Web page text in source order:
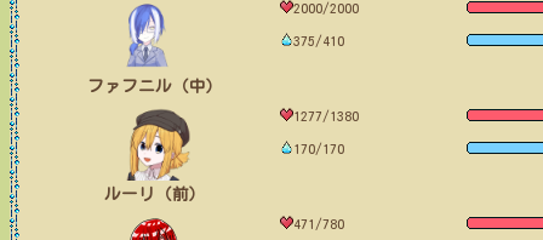
ファフニル（中）
2000/2000
375/410
ルーリ（前）
1277/1380
170/170
471/780